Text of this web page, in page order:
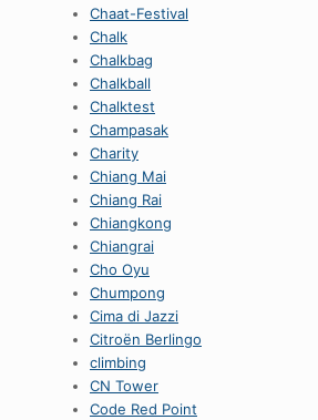
Chaat-Festival
Chalk
Chalkbag
Chalkball
Chalktest
Champasak
Charity
Chiang Mai
Chiang Rai
Chiangkong
Chiangrai
Cho Oyu
Chumpong
Cima di Jazzi
Citroën Berlingo
climbing
CN Tower
Code Red Point